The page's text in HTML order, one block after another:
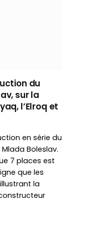
du
sur la
l’Elroq et
en série du
Boleslav.
7 places est
que les
la